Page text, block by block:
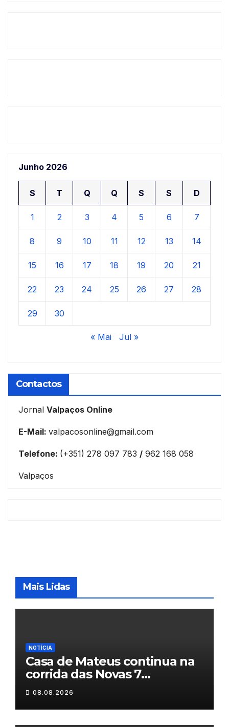
Junho 2026
S T Q Q S S D
1 2 3 4 5 6 7
8 9 10 11 12 13 14
15 16 17 18 19 20 21
22 23 24 25 26 27 28
29 30
« Mai Jul »
Contactos
Jornal Valpaços Online
E-Mail: valpacosonline@gmail.com
Telefone: (+351) 278 097 783 / 962 168 058
Valpaços
Mais Lidas
NOTÍCIA
Casa de Mateus continua na
corrida das Novas 7
Maravilhas de Portugal
08.08.2026